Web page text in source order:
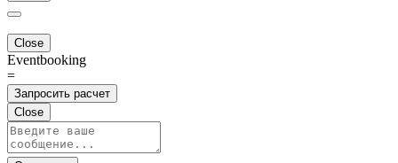
Close
Eventbooking
=
Запросить расчет
Close